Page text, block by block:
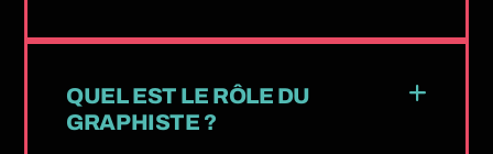
QUEL EST LE RÔLE DU
GRAPHISTE ?